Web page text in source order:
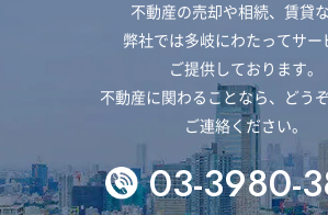
不動産の売却や相続、賃貸な
弊社では多岐にわたってサー
ご提供しております。
不動産に関わることなら、どう
ご連絡ください。
03-3980-